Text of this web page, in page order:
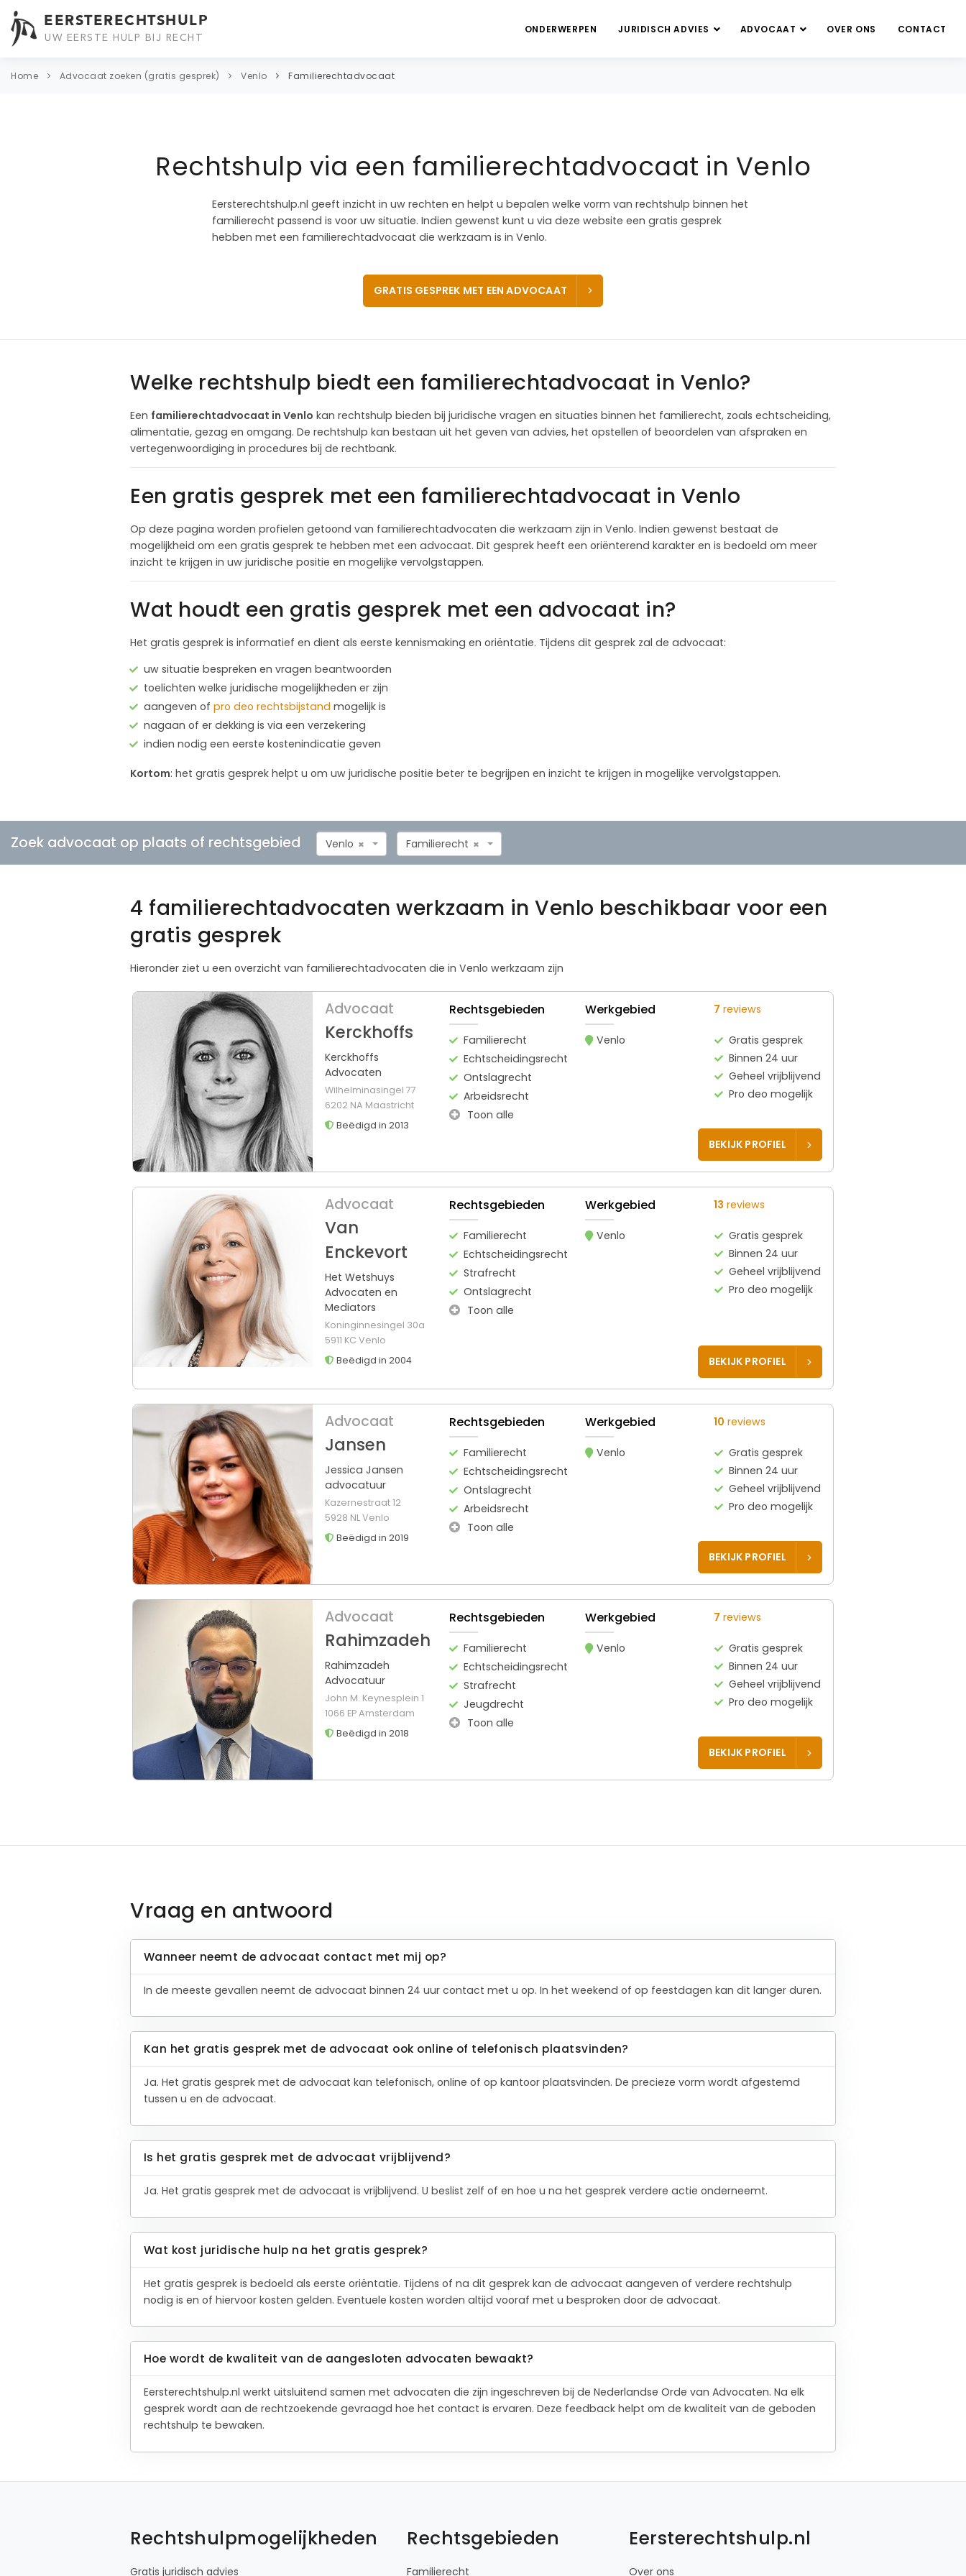
EERSTERECHTSHULP
UW EERSTE HULP BIJ RECHT
ONDERWERPEN JURIDISCH ADVIES ADVOCAAT OVER ONS CONTACT
Home Advocaat zoeken (gratis gesprek) Venlo Familierechtadvocaat
Rechtshulp via een familierechtadvocaat in Venlo
Eersterechtshulp.nl geeft inzicht in uw rechten en helpt u bepalen welke vorm van rechtshulp binnen het
familierecht passend is voor uw situatie. Indien gewenst kunt u via deze website een gratis gesprek
hebben met een familierechtadvocaat die werkzaam is in Venlo.
GRATIS GESPREK MET EEN ADVOCAAT
Welke rechtshulp biedt een familierechtadvocaat in Venlo?
Een familierechtadvocaat in Venlo kan rechtshulp bieden bij juridische vragen en situaties binnen het familierecht, zoals echtscheiding,
alimentatie, gezag en omgang. De rechtshulp kan bestaan uit het geven van advies, het opstellen of beoordelen van afspraken en
vertegenwoordiging in procedures bij de rechtbank.
Een gratis gesprek met een familierechtadvocaat in Venlo
Op deze pagina worden profielen getoond van familierechtadvocaten die werkzaam zijn in Venlo. Indien gewenst bestaat de
mogelijkheid om een gratis gesprek te hebben met een advocaat. Dit gesprek heeft een oriënterend karakter en is bedoeld om meer
inzicht te krijgen in uw juridische positie en mogelijke vervolgstappen.
Wat houdt een gratis gesprek met een advocaat in?
Het gratis gesprek is informatief en dient als eerste kennismaking en oriëntatie. Tijdens dit gesprek zal de advocaat:
uw situatie bespreken en vragen beantwoorden
toelichten welke juridische mogelijkheden er zijn
aangeven of pro deo rechtsbijstand mogelijk is
nagaan of er dekking is via een verzekering
indien nodig een eerste kostenindicatie geven
Kortom: het gratis gesprek helpt u om uw juridische positie beter te begrijpen en inzicht te krijgen in mogelijke vervolgstappen.
Zoek advocaat op plaats of rechtsgebied ×
Venlo ×
Familierecht
4 familierechtadvocaten werkzaam in Venlo beschikbaar voor een
gratis gesprek
Hieronder ziet u een overzicht van familierechtadvocaten die in Venlo werkzaam zijn
Advocaat
Kerckhoffs
Kerckhoffs
Advocaten
Wilhelminasingel 77
6202 NA Maastricht
Beëdigd in 2013
Rechtsgebieden
Familierecht
Echtscheidingsrecht
Ontslagrecht
Arbeidsrecht
Toon alle
Werkgebied
Venlo
7 reviews
Gratis gesprek
Binnen 24 uur
Geheel vrijblijvend
Pro deo mogelijk
BEKIJK PROFIEL
Advocaat
Van
Enckevort
Het Wetshuys
Advocaten en
Mediators
Koninginnesingel 30a
5911 KC Venlo
Beëdigd in 2004
Rechtsgebieden
Familierecht
Echtscheidingsrecht
Strafrecht
Ontslagrecht
Toon alle
Werkgebied
Venlo
13 reviews
Gratis gesprek
Binnen 24 uur
Geheel vrijblijvend
Pro deo mogelijk
BEKIJK PROFIEL
Advocaat
Jansen
Jessica Jansen
advocatuur
Kazernestraat 12
5928 NL Venlo
Beëdigd in 2019
Rechtsgebieden
Familierecht
Echtscheidingsrecht
Ontslagrecht
Arbeidsrecht
Toon alle
Werkgebied
Venlo
10 reviews
Gratis gesprek
Binnen 24 uur
Geheel vrijblijvend
Pro deo mogelijk
BEKIJK PROFIEL
Advocaat
Rahimzadeh
Rahimzadeh
Advocatuur
John M. Keynesplein 1
1066 EP Amsterdam
Beëdigd in 2018
Rechtsgebieden
Familierecht
Echtscheidingsrecht
Strafrecht
Jeugdrecht
Toon alle
Werkgebied
Venlo
7 reviews
Gratis gesprek
Binnen 24 uur
Geheel vrijblijvend
Pro deo mogelijk
BEKIJK PROFIEL
Vraag en antwoord
Wanneer neemt de advocaat contact met mij op?
In de meeste gevallen neemt de advocaat binnen 24 uur contact met u op. In het weekend of op feestdagen kan dit langer duren.
Kan het gratis gesprek met de advocaat ook online of telefonisch plaatsvinden?
Ja. Het gratis gesprek met de advocaat kan telefonisch, online of op kantoor plaatsvinden. De precieze vorm wordt afgestemd
tussen u en de advocaat.
Is het gratis gesprek met de advocaat vrijblijvend?
Ja. Het gratis gesprek met de advocaat is vrijblijvend. U beslist zelf of en hoe u na het gesprek verdere actie onderneemt.
Wat kost juridische hulp na het gratis gesprek?
Het gratis gesprek is bedoeld als eerste oriëntatie. Tijdens of na dit gesprek kan de advocaat aangeven of verdere rechtshulp
nodig is en of hiervoor kosten gelden. Eventuele kosten worden altijd vooraf met u besproken door de advocaat.
Hoe wordt de kwaliteit van de aangesloten advocaten bewaakt?
Eersterechtshulp.nl werkt uitsluitend samen met advocaten die zijn ingeschreven bij de Nederlandse Orde van Advocaten. Na elk
gesprek wordt aan de rechtzoekende gevraagd hoe het contact is ervaren. Deze feedback helpt om de kwaliteit van de geboden
rechtshulp te bewaken.
Rechtshulpmogelijkheden
Gratis juridisch advies
Rechtsgebieden
Familierecht
Eersterechtshulp.nl
Over ons